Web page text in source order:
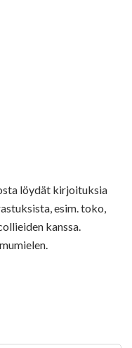
löydät kirjoituksia
esim. toko,
kanssa.